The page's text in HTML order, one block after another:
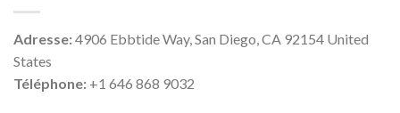
Adresse:4906 Ebbtide Way, San Diego, CA 92154 United
States
Téléphone: +1 646 868 9032